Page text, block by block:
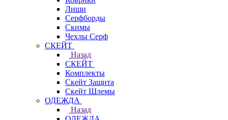
Лиши
Серфборды
Скимы
Чехлы Cерф
СКЕЙТ
Назад
СКЕЙТ
Комплекты
Скейт Защита
Скейт Шлемы
ОДЕЖДА
Назад